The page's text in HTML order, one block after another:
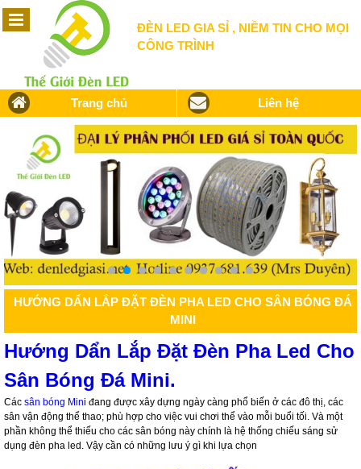
ĐÈN LED GIA SỈ , NIỀM TIN CHO MỌI
CÔNG TRÌNH
Trang chủ Liên hệ
HƯỚNG DẨN LẮP ĐẶT ĐÈN PHA LED CHO SÂN BÓNG ĐÁ
MINI
Hướng Dẩn Lắp Đặt Đèn Pha Led Cho
Sân Bóng Đá Mini.
Các sân bóng Mini đang được xây dựng ngày càng phổ biến ở các đô thị, các
sân vận động thể thao; phù hợp cho việc vui chơi thể vào mỗi buổi tối. Và một
phần không thể thiếu cho các sân bóng này chính là hệ thống chiếu sáng sử
dụng đèn pha led. Vậy cần có những lưu ý gì khi lựa chọn